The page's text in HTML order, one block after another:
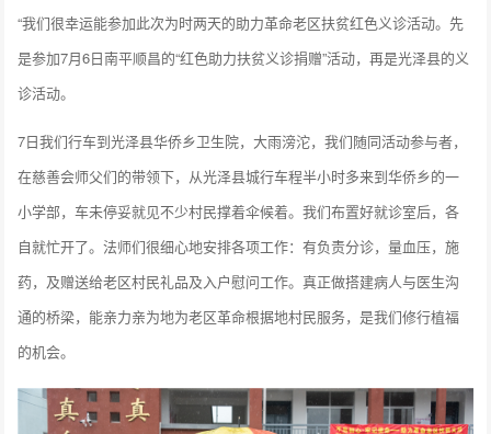
“我们很幸运能参加此次为时两天的助力革命老区扶贫红色义诊活动。先
是参加7月6日南平顺昌的“红色助力扶贫义诊捐赠”活动，再是光泽县的义
诊活动。
7日我们行车到光泽县华侨乡卫生院，大雨滂沱，我们随同活动参与者，
在慈善会师父们的带领下，从光泽县城行车程半小时多来到华侨乡的一
小学部，车未停妥就见不少村民撑着伞候着。我们布置好就诊室后，各
自就忙开了。法师们很细心地安排各项工作：有负责分诊，量血压，施
药，及赠送给老区村民礼品及入户慰问工作。真正做搭建病人与医生沟
通的桥梁，能亲力亲为地为老区革命根据地村民服务，是我们修行植福
的机会。